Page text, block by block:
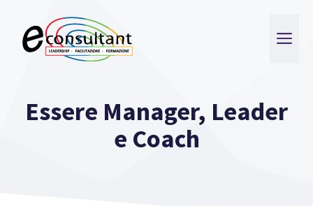
contenuto
Essere Manager, Leader
e Coach